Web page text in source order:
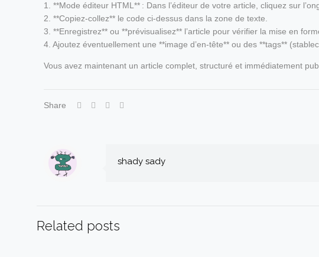
1. **Mode éditeur HTML** : Dans l’éditeur de votre article, cliquez sur
2. **Copiez‑collez** le code ci‑dessus dans la zone de texte.
3. **Enregistrez** ou **prévisualisez** l’article pour vérifier la mise en
4. Ajoutez éventuellement une **image d’en‑tête** ou des **tags**
Vous avez maintenant un article complet, structuré et immédiatement
Share
shady sady
Related posts